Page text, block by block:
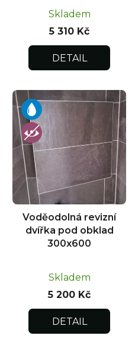
Skladem
5 310 Kč
DETAIL
Voděodolná revizní
dvířka pod obklad
300x600
Skladem
5 200 Kč
DETAIL